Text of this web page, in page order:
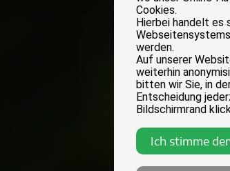
Cookies.
Hierbei handelt es
werden.
Auf unserer
weiterhin
bitten wir Sie, in
Entscheidung
Bildschirmrand
Ich stimme